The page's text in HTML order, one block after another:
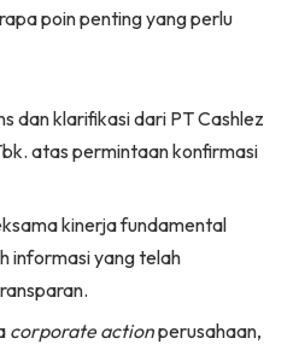
poin penting yang perlu
dan klarifikasi dari PT Cashlez
atas permintaan konfirmasi
kinerja fundamental
informasi yang telah
corporate actionperusahaan,